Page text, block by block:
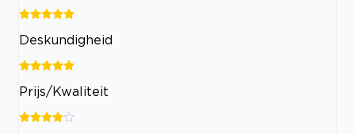
Deskundigheid
Prijs/Kwaliteit